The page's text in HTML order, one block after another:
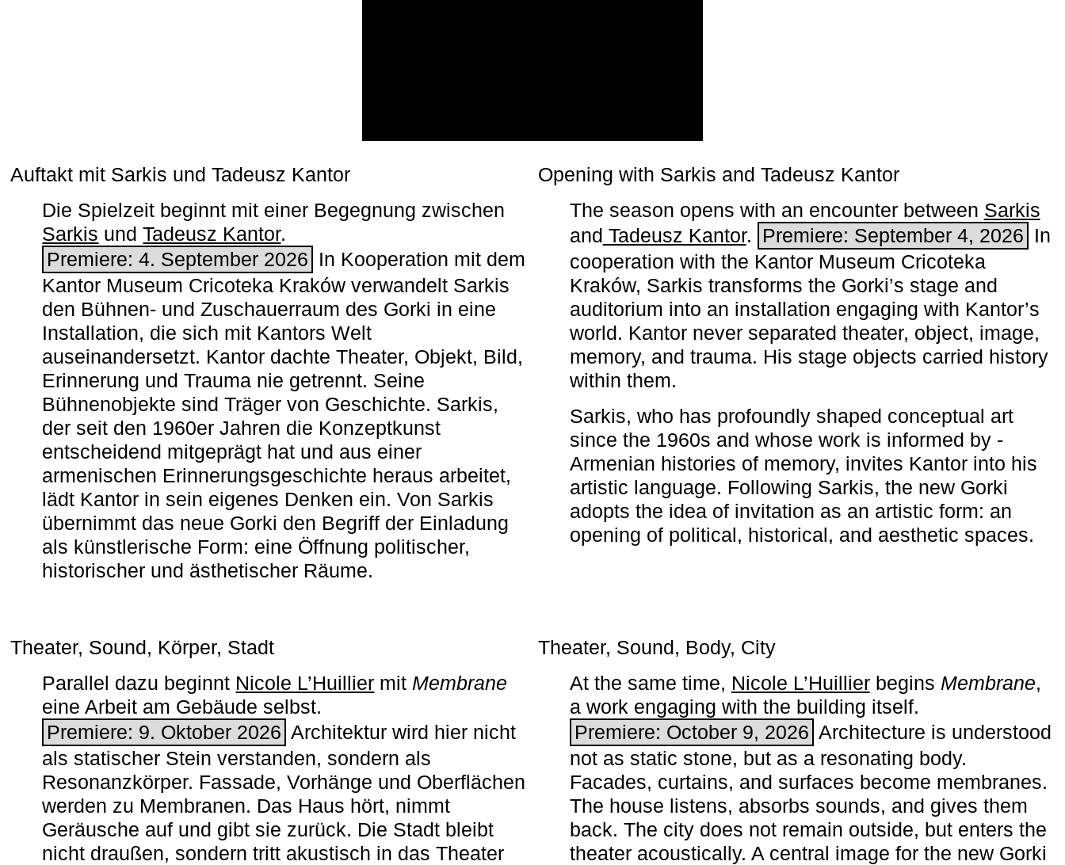
Auftakt mit Sarkis und Tadeusz Kantor
Die Spielzeit beginnt mit einer Begegnung zwischen
Sarkis undTadeusz Kantor.
Premiere: 4. September 2026 In Kooperation mit dem
Kantor Museum Cricoteka Kraków verwandelt Sarkis
den Bühnen- und Zuschauerraum des Gorki in eine
Installation, die sich mit Kantors Welt
auseinandersetzt. Kantor dachte Theater, Objekt, Bild,
Erinnerung und Trauma nie getrennt. Seine
Bühnenobjekte sind Träger von Geschichte. Sarkis,
der seit den 1960er Jahren die Konzeptkunst
entscheidend mitgeprägt hat und aus einer
armenischen ­Erinnerungsgeschichte heraus arbeitet,
lädt Kantor in sein eigenes Denken ein. Von Sarkis
übernimmt das neue Gorki den Begriff der Einladung
als künstlerische Form: eine Öffnung politischer,
historischer und ästhetischer Räume.
Opening with Sarkis and Tadeusz Kantor
The season opens with an encounter between Sarkis
and Tadeusz Kantor. Premiere: September 4, 2026 In
cooperation with the ­Kantor Museum Cricoteka
Kraków, Sarkis transforms the Gorki’s stage and
auditorium into an installation engaging with Kantor’s
world. Kantor never separated theater, object, image,
memory, and trauma. His stage objects carried history
within them.
Sarkis, who has profoundly shaped conceptual art
since the 1960s and whose work is informed by ­
Armenian histories of memory, invites Kantor into his
artistic language. Following Sarkis, the new Gorki
adopts the idea of invitation as an artistic form: an
opening of political, historical, and aesthetic spaces.
Theater, Sound, Körper, Stadt
Parallel dazu beginnt Nicole L’Huillier mit ­ Membrane
eine Arbeit am Gebäude selbst.
Premiere: 9. Oktober 2026 Architektur wird hier nicht
als statischer Stein verstanden, sondern als
Resonanzkörper. Fassade, Vorhänge und Oberflächen
werden zu Membranen. Das Haus hört, nimmt
Geräusche auf und gibt sie zurück. Die Stadt bleibt
nicht draußen, sondern tritt akustisch in das Theater
Theater, Sound, Body, City
At the same time, Nicole L’Huillierbegins ­ Membrane,
a work engaging with the building itself.
Premiere: October 9, 2026 Architecture is understood
not as static stone, but as a resonating body.
Facades, curtains, and surfaces become membranes.
The house listens, absorbs sounds, and gives them
back. The city does not remain outside, but enters the
theater acoustically. A central image for the new Gorki